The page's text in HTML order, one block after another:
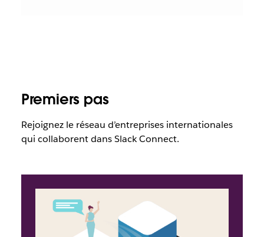
Premiers pas
Rejoignez le réseau d’entreprises internationales
qui collaborent dans Slack Connect.